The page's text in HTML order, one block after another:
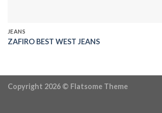
JEANS
ZAFIRO BEST WEST JEANS
Copyright 2026 © Flatsome Theme